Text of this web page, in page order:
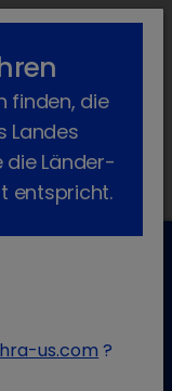
search menu
finden, die
Landes
die Länder-
entspricht.
us.com ?